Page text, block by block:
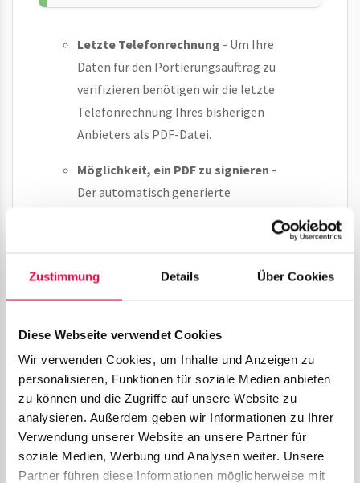
Zustimmung Details Über Cookies
Diese Webseite verwendet Cookies
Wir verwenden Cookies, um Inhalte und Anzeigen zu
personalisieren, Funktionen für soziale Medien anbieten
zu können und die Zugriffe auf unsere Website zu
analysieren. Außerdem geben wir Informationen zu Ihrer
Verwendung unserer Website an unsere Partner für
soziale Medien, Werbung und Analysen weiter. Unsere
Partner führen diese Informationen möglicherweise mit
Letzte Telefonrechnung - Um Ihre
Daten für den Portierungsauftrag zu
verifizieren benötigen wir die letzte
Telefonrechnung Ihres bisherigen
Anbieters als PDF-Datei.
Möglichkeit, ein PDF zu signieren -
Der automatisch generierte
digital signiert werden. Nutzen Sie dazu
Adobe Acrobat Proum PDF-Dateien
bearbeiten zu können.
Geben Sie nachfolgend IhreRechnungsadresse
undZahlungsmethodeein.
Portierungsdaten erfassen
In diesem Schritt müssen Sie Angaben zu Ihren